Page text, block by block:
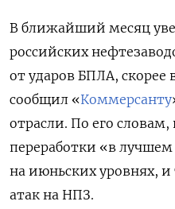
В ближайший месяц
российских
от ударов БПЛА, скорее
сообщил «Коммерсанту
отрасли. По его
переработки «в лучшем
на июньских уровнях, и
атак на НПЗ.